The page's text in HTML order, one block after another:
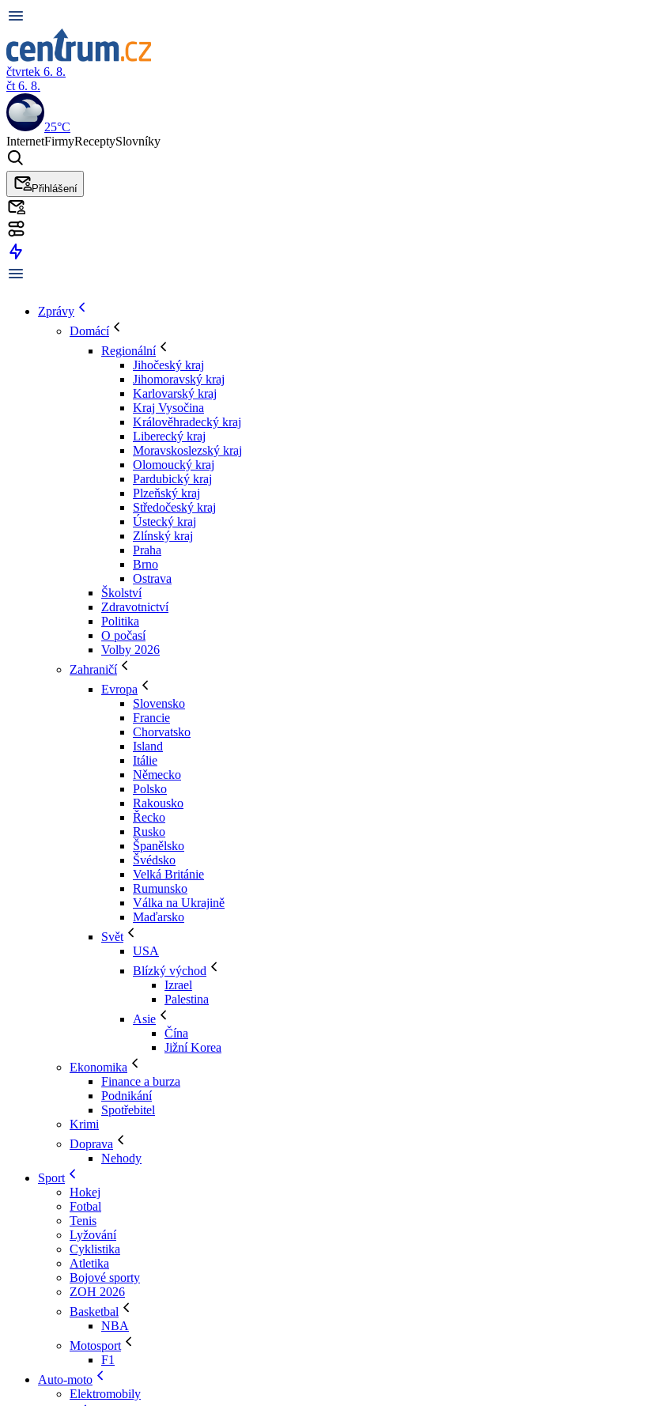
čtvrtek 6. 8.
čt 6. 8.
25°C
InternetFirmyReceptySlovníky
Přihlášení
Zprávy
Domácí
Regionální
Jihočeský kraj
Jihomoravský kraj
Karlovarský kraj
Kraj Vysočina
Králověhradecký kraj
Liberecký kraj
Moravskoslezský kraj
Olomoucký kraj
Pardubický kraj
Plzeňský kraj
Středočeský kraj
Ústecký kraj
Zlínský kraj
Praha
Brno
Ostrava
Školství
Zdravotnictví
Politika
O počasí
Volby 2026
Zahraničí
Evropa
Slovensko
Francie
Chorvatsko
Island
Itálie
Německo
Polsko
Rakousko
Řecko
Rusko
Španělsko
Švédsko
Velká Británie
Rumunsko
Válka na Ukrajině
Maďarsko
Svět
USA
Blízký východ
Izrael
Palestina
Asie
Čína
Jižní Korea
Ekonomika
Finance a burza
Podnikání
Spotřebitel
Krimi
Doprava
Nehody
Sport
Hokej
Fotbal
Tenis
Lyžování
Cyklistika
Atletika
Bojové sporty
ZOH 2026
Basketbal
NBA
Motosport
F1
Auto-moto
Elektromobily